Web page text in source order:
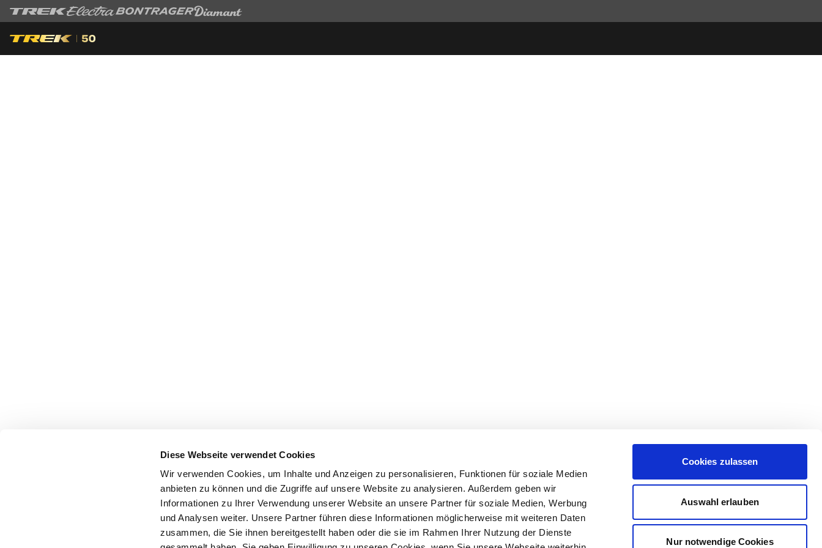
Diese Webseite verwendet Cookies
Wir verwenden Cookies, um Inhalte und Anzeigen zu personalisieren, Funktionen für soziale Medien
anbieten zu können und die Zugriffe auf unsere Website zu analysieren. Außerdem geben wir
Informationen zu Ihrer Verwendung unserer Website an unsere Partner für soziale Medien, Werbung
und Analysen weiter. Unsere Partner führen diese Informationen möglicherweise mit weiteren Daten
zusammen, die Sie ihnen bereitgestellt haben oder die sie im Rahmen Ihrer Nutzung der Dienste
Cookies zulassen
Auswahl erlauben
Nur notwendige Cookies